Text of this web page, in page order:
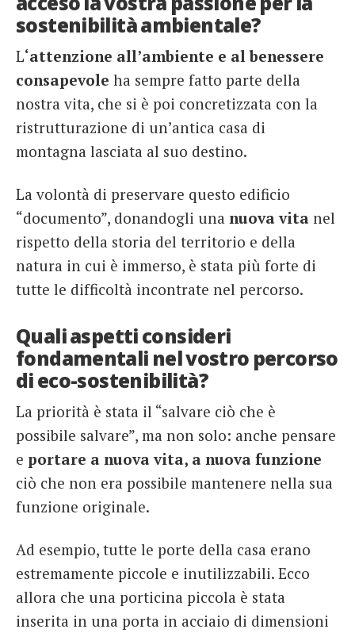
sostenibilità ambientale?
L‘attenzione all’ambiente e al benessere
consapevole ha sempre fatto parte della
nostra vita, che si è poi concretizzata con la
ristrutturazione di un’antica casa di
montagna lasciata al suo destino.
La volontà di preservare questo edificio
“documento”, donandogli una nuova vita nel
rispetto della storia del territorio e della
natura in cui è immerso, è stata più forte di
tutte le difficoltà incontrate nel percorso.
Quali aspetti consideri
fondamentali nel vostro percorso
di eco-sostenibilità?
La priorità è stata il “salvare ciò che è
possibile salvare”, ma non solo: anche pensare
e portare a nuova vita, a nuova funzione
ciò che non era possibile mantenere nella sua
funzione originale.
Ad esempio, tutte le porte della casa erano
estremamente piccole e inutilizzabili. Ecco
allora che una porticina piccola è stata
inserita in una porta in acciaio di dimensioni